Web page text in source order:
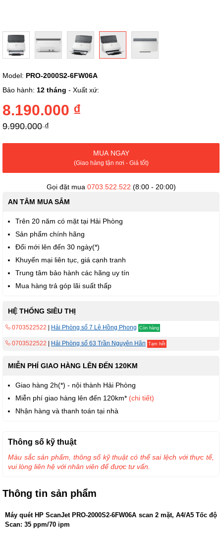
đến
phần
của
thư
viện
ảnh
Model: PRO-2000S2-6FW06A
Bảo hành: 12 tháng - Xuất xứ:
8.190.000 ₫
9.990.000 ₫
MUA NGAY
(Giao hàng tận nơi - Giá tốt)
Gọi đặt mua 0703.522.522 (8:00 - 20:00)
AN TÂM MUA SẮM
Trên 20 năm có mặt tại Hải Phòng
Sản phẩm chính hãng
Đổi mới lên đến 30 ngày(*)
Khuyến mại liên tục, giá cạnh tranh
Trung tâm bảo hành các hãng uy tín
Mua hàng trả góp lãi suất thấp
HỆ THỐNG SIÊU THỊ
0703522522 Hải Phòng số 7 Lê Hồng Phong Còn hàng
0703522522 Hải Phòng số 63 Trần Nguyên Hãn Tạm hết
MIỄN PHÍ GIAO HÀNG LÊN ĐẾN 120KM
Giao hàng 2h(*) - nội thành Hải Phòng
Miễn phí giao hàng lên đến 120km* (chi tiết)
Nhận hàng và thanh toán tại nhà
Thông tin sản phẩm
Máy quét HP ScanJet PRO-2000S2-6FW06A scan 2 mặt, A4/A5 Tốc độ
Scan: 35 ppm/70 ipm
Thông số kỹ thuật
Màu sắc sản phẩm, thông số kỹ thuật có thể sai lệch với thực tế,
vui lòng liên hệ với nhân viên để được tư vấn.